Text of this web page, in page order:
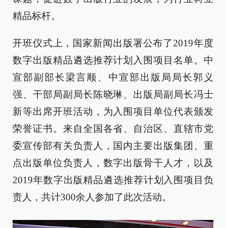
精品标杆。
开班仪式上，国家新闻出版署公布了2019年度
数字出版精品遴选推荐计划入围项目名单。中
宣部副部长梁言顺、中宣部出版局局长郭义
强、干部局副局长陈晓琳、出版局副局长冯士
新等出席开班活动，为入围项目单位代表颁发
荣誉证书。来自全国各省、自治区、直辖市党
委宣传部有关负责人，国内主要出版集团、重
点出版单位负责人，数字出版骨干人才，以及
2019年数字出版精品遴选推荐计划入围项目负
责人，共计300余人参加了此次活动。